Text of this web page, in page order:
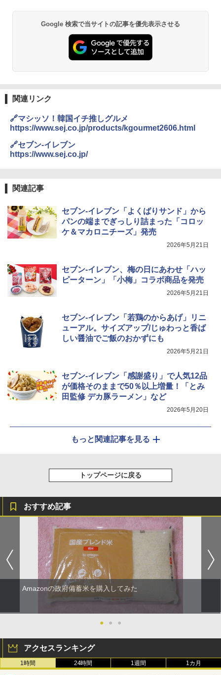
Google 検索で当サイトの記事を優先表示させる
関連リンク
🔗マシッソ！韓国イチ推しグルメ
https://www.sej.co.jp/products/kgourmet2606.html
🔗セブン-イレブン
https://www.sej.co.jp/
関連記事
セブン-イレブン「よくばりサンド」から
パンの端までぎっしり詰まった「コロッ
ケ＆マカロニチーズ」発売
2026年5月21日
セブン-イレブン、梅の日にあわせ「ハッ
ピーターン」「小梅」コラボ商品を発売
2026年5月21日
セブン-イレブン「若鶏のからあげ」リニ
ューアル。サイズアップ/じゅわっと香ば
しい醤油でご飯のおかずにも
2026年5月21日
セブン-イレブン「感謝盛り」で人気12品
が価格そのままで50％以上増量！「とみ
田監修 デカ豚ラーメン」など
2026年5月20日
もっと関連記事を見る
トップページに戻る
おすすめ記事
Amazonの政府備蓄米を購入してみた
● ● ●
アクセスランキング
1時間 24時間 1週間 1カ月